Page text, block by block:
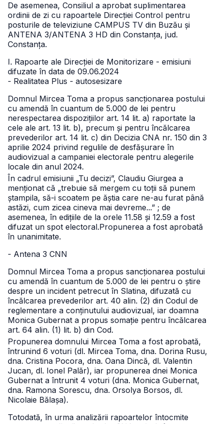
De asemenea, Consiliul a aprobat suplimentarea
ordinii de zi cu rapoartele Direcției Control pentru
posturile de televiziune CAMPUS TV din Buzău și
ANTENA 3/ANTENA 3 HD din Constanța, jud.
Constanța.
I. Rapoarte ale Direcției de Monitorizare - emisiuni
difuzate în data de 09.06.2024
- Realitatea Plus - autosesizare
Domnul Mircea Toma a propus sancționarea postului
cu amendă în cuantum de 5.000 de lei pentru
nerespectarea dispozițiilor art. 14 lit. a) raportate la
cele ale art. 13 lit. b), precum și pentru încălcarea
prevederilor art. 14 lit. c) din Decizia CNA nr. 150 din 3
aprilie 2024 privind regulile de desfășurare în
audiovizual a campaniei electorale pentru alegerile
locale din anul 2024.
În cadrul emisiunii „Tu decizi”, Claudiu Giurgea a
menționat că „trebuie să mergem cu toții să punem
ștampila, să-i scoatem pe ăștia care ne-au furat până
astăzi, cum zicea cineva mai devreme...” ; de
asemenea, în edițiile de la orele 11.58 și 12.59 a fost
difuzat un spot electoral.Propunerea a fost aprobată
în unanimitate.
- Antena 3 CNN
Domnul Mircea Toma a propus sancționarea postului
cu amendă în cuantum de 5.000 de lei pentru o știre
despre un incident petrecut în Slatina, difuzată cu
încălcarea prevederilor art. 40 alin. (2) din Codul de
reglementare a conținutului audiovizual, iar doamna
Monica Gubernat a propus somație pentru încălcarea
art. 64 alin. (1) lit. b) din Cod.
Propunerea domnului Mircea Toma a fost aprobată,
întrunind 6 voturi (dl. Mircea Toma, dna. Dorina Rusu,
dna. Cristina Pocora, dna. Oana Dincă, dl. Valentin
Jucan, dl. Ionel Palăr), iar propunerea dnei Monica
Gubernat a întrunit 4 voturi (dna. Monica Gubernat,
dna. Ramona Sorescu, dna. Orsolya Borsos, dl.
Nicolaie Bălașa).
Totodată, în urma analizării rapoartelor întocmite